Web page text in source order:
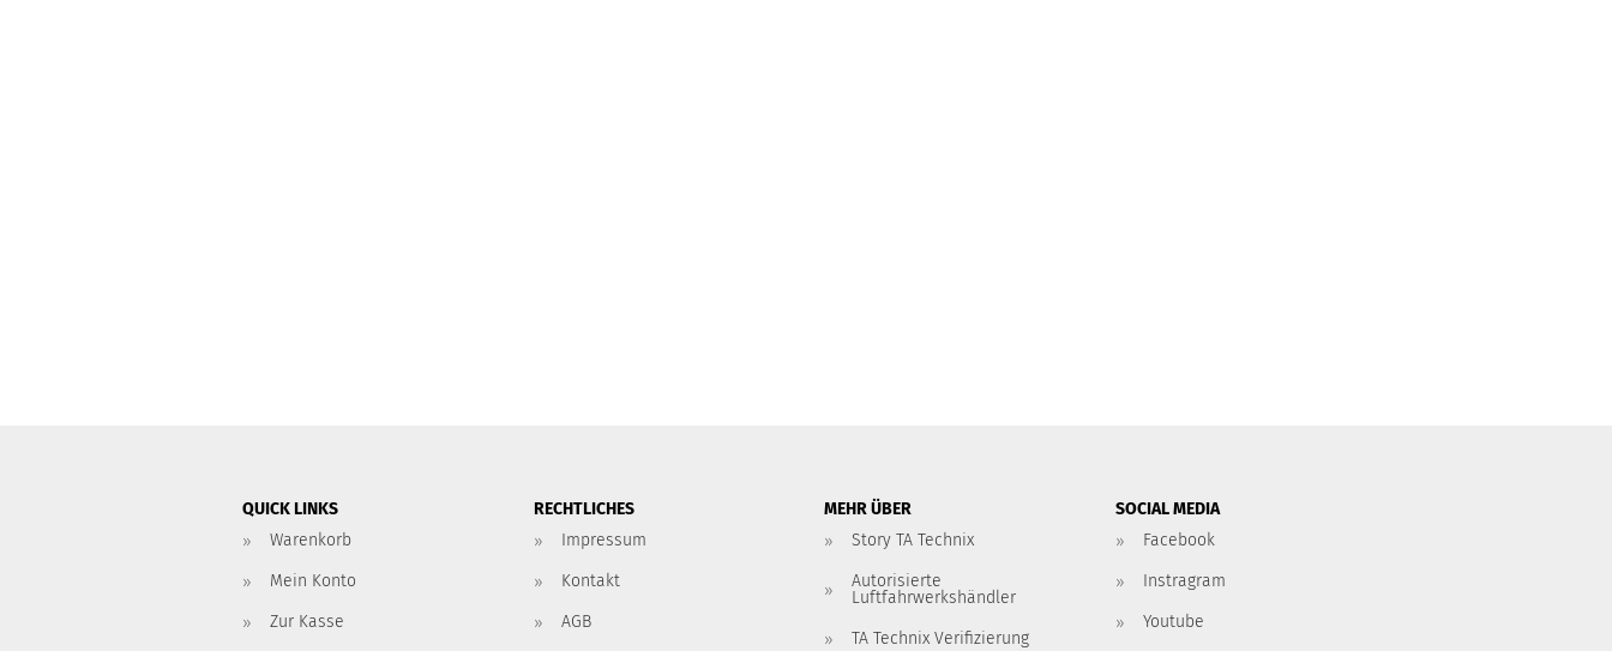
QUICK LINKS
Warenkorb
Mein Konto
Zur Kasse
RECHTLICHES
Impressum
Kontakt
AGB
MEHR ÜBER
Story TA Technix
Autorisierte
Luftfahrwerkshändler
TA Technix Verifizierung
SOCIAL MEDIA
Facebook
Instragram
Youtube